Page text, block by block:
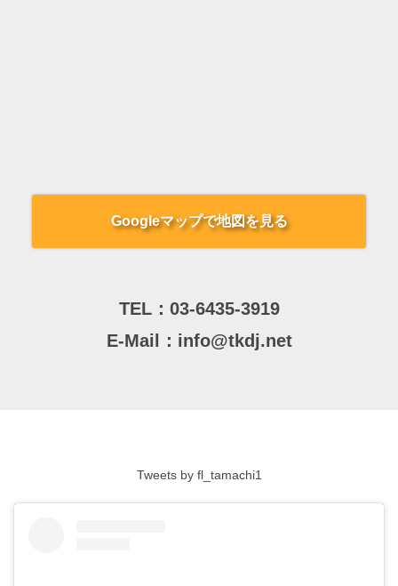
Googleマップで地図を見る
TEL： 03-6435-3919
E-Mail： info@tkdj.net
Tweets by fl_tamachi1